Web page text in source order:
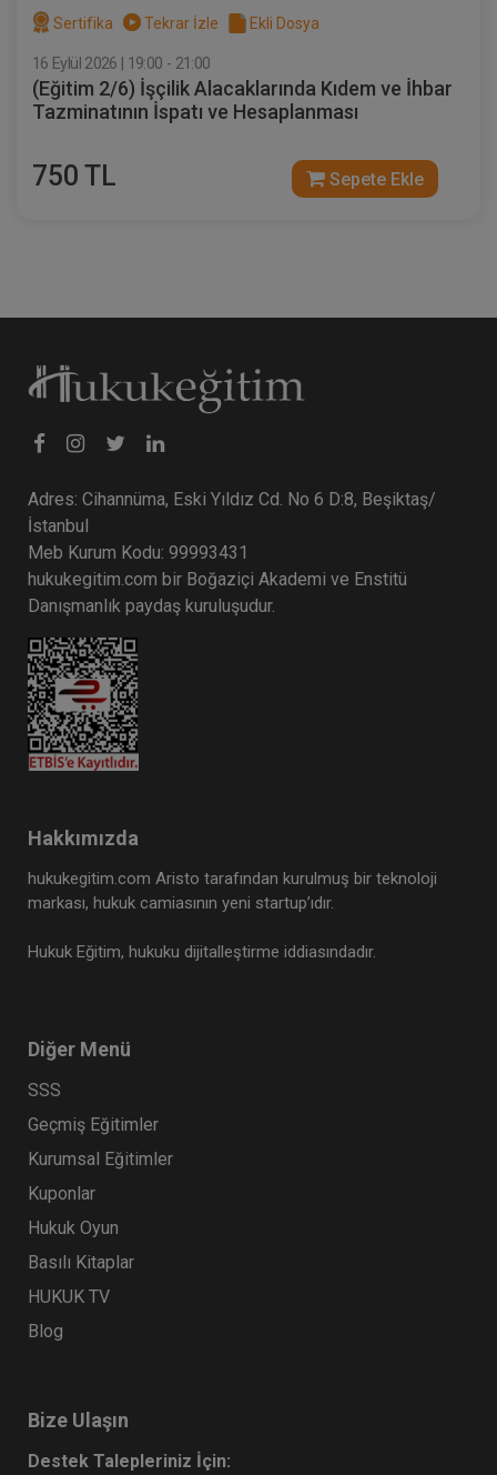
Sertifika Tekrar İzle Ekli Dosya
16 Eylül 2026 | 19:00 - 21:00
(Eğitim 2/6) İşçilik Alacaklarında Kıdem ve İhbar
Tazminatının İspatı ve Hesaplanması
750 TL Sepete Ekle
Adres: Cihannüma, Eski Yıldız Cd. No 6 D:8, Beşiktaş/
İstanbul
Meb Kurum Kodu: 99993431
hukukegitim.com bir Boğaziçi Akademi ve Enstitü
Danışmanlık paydaş kuruluşudur.
Hakkımızda
hukukegitim.com Aristo tarafından kurulmuş bir teknoloji
markası, hukuk camiasının yeni startup’ıdır.
Hukuk Eğitim, hukuku dijitalleştirme iddiasındadır.
Diğer Menü
SSS
Geçmiş Eğitimler
Kurumsal Eğitimler
Kuponlar
Hukuk Oyun
Basılı Kitaplar
HUKUK TV
Blog
Bize Ulaşın
Destek Talepleriniz İçin: